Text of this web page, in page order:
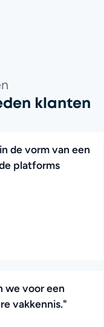
klanten
de vorm van een
platforms
we voor een
vakkennis."